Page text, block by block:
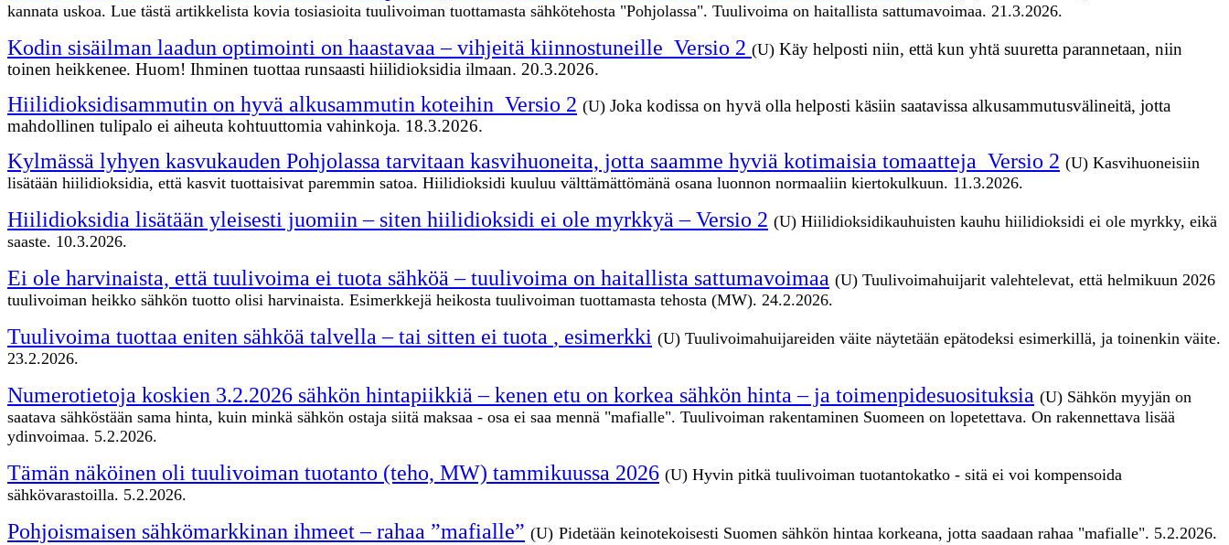
kannata uskoa. Lue tästä artikkelista kovia tosiasioita tuulivoiman tuottamasta sähkötehosta "Pohjolassa". Tuulivoima on haitallista sattumavoimaa. 21.3.2026.
Kodin sisäilman laadun optimointi on haastavaa – vihjeitä kiinnostuneille_Versio 2 (U) Käy helposti niin, että kun yhtä suuretta parannetaan, niin
toinen heikkenee. Huom! Ihminen tuottaa runsaasti hiilidioksidia ilmaan. 20.3.2026.
Hiilidioksidisammutin on hyvä alkusammutin koteihin_Versio 2 (U) Joka kodissa on hyvä olla helposti käsiin saatavissa alkusammutusvälineitä, jotta
mahdollinen tulipalo ei aiheuta kohtuuttomia vahinkoja. 18.3.2026.
Kylmässä lyhyen kasvukauden Pohjolassa tarvitaan kasvihuoneita, jotta saamme hyviä kotimaisia tomaatteja_Versio 2 (U) Kasvihuoneisiin
lisätään hiilidioksidia, että kasvit tuottaisivat paremmin satoa. Hiilidioksidi kuuluu välttämättömänä osana luonnon normaaliin kiertokulkuun. 11.3.2026.
Hiilidioksidia lisätään yleisesti juomiin – siten hiilidioksidi ei ole myrkkyä – Versio 2 (U) Hiilidioksidikauhuisten kauhu hiilidioksidi ei ole myrkky, eikä
saaste. 10.3.2026.
Ei ole harvinaista, että tuulivoima ei tuota sähköä – tuulivoima on haitallista sattumavoimaa (U) Tuulivoimahuijarit valehtelevat, että helmikuun 2026
tuulivoiman heikko sähkön tuotto olisi harvinaista. Esimerkkejä heikosta tuulivoiman tuottamasta tehosta (MW). 24.2.2026.
Tuulivoima tuottaa eniten sähköä talvella – tai sitten ei tuota , esimerkki (U) Tuulivoimahuijareiden väite näytetään epätodeksi esimerkillä, ja toinenkin väite.
23.2.2026.
Numerotietoja koskien 3.2.2026 sähkön hintapiikkiä – kenen etu on korkea sähkön hinta – ja toimenpidesuosituksia (U) Sähkön myyjän on
saatava sähköstään sama hinta, kuin minkä sähkön ostaja siitä maksaa - osa ei saa mennä "mafialle". Tuulivoiman rakentaminen Suomeen on lopetettava. On rakennettava lisää
ydinvoimaa. 5.2.2026.
Tämän näköinen oli tuulivoiman tuotanto (teho, MW) tammikuussa 2026 (U) Hyvin pitkä tuulivoiman tuotantokatko - sitä ei voi kompensoida
sähkövarastoilla. 5.2.2026.
Pohjoismaisen sähkömarkkinan ihmeet – rahaa ”mafialle” (U) Pidetään keinotekoisesti Suomen sähkön hintaa korkeana, jotta saadaan rahaa "mafialle". 5.2.2026.